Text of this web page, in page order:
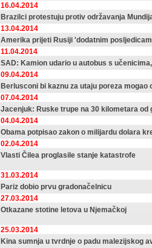
16.04.2014
Brazilci protestuju protiv održavanja
13.04.2014
Amerika prijeti Rusiji 'dodatnim
11.04.2014
SAD: Kamion udario u autobus s
09.04.2014
Berlusconi bi kaznu za utaju poreza
07.04.2014
Jacenjuk: Ruske trupe na 30 kilometara od
04.04.2014
Obama potpisao zakon o milijardu dolara
02.04.2014
Vlasti Čilea proglasile stanje katastrofe
31.03.2014
Pariz dobio prvu gradonačelnicu
27.03.2014
Otkazane stotine letova u Njemačkoj
25.03.2014
Kina sumnja u tvrdnje o padu malezijskog